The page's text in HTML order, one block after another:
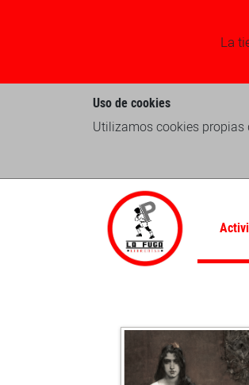
La
Uso de cookies
Utilizamos cookies propias